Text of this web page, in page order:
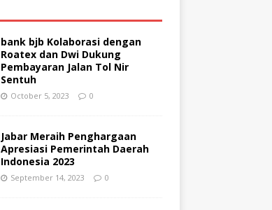
bank bjb Kolaborasi dengan
Roatex dan Dwi Dukung
Pembayaran Jalan Tol Nir
Sentuh
October 5, 2023 0
Jabar Meraih Penghargaan
Apresiasi Pemerintah Daerah
Indonesia 2023
September 14, 2023 0